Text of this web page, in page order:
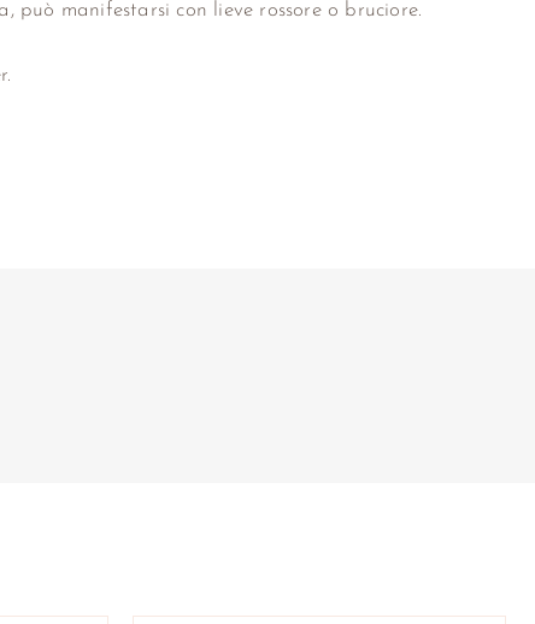
può manifestarsi con lieve rossore o bruciore.